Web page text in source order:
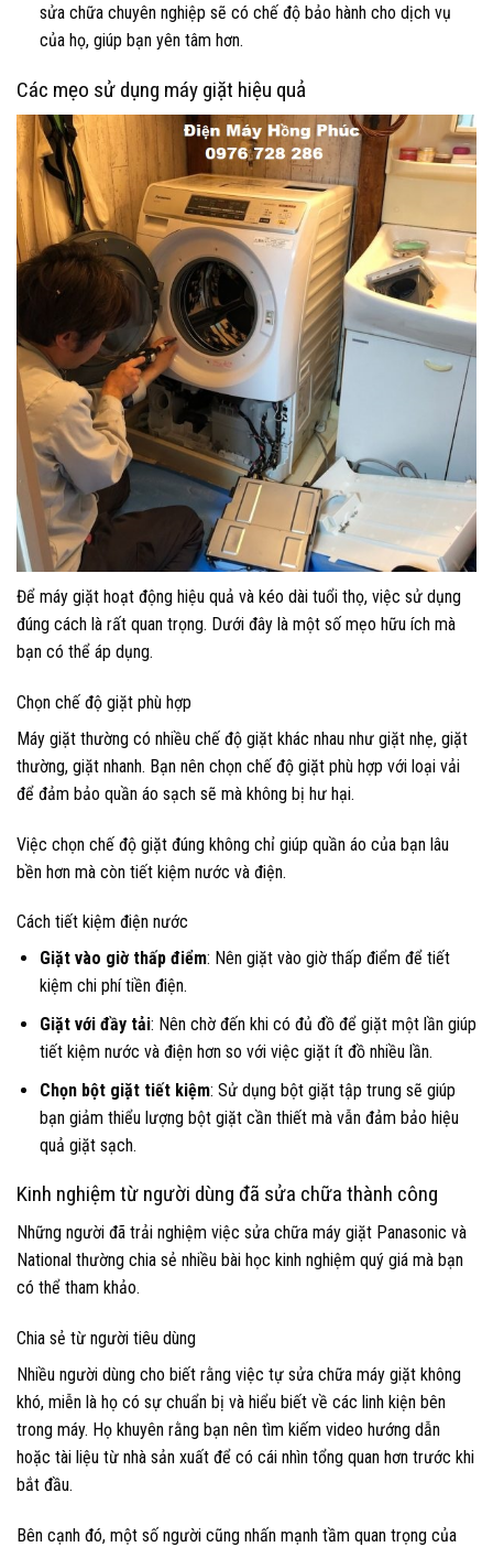
sửa chữa chuyên nghiệp sẽ có chế độ bảo hành cho dịch vụ
của họ, giúp bạn yên tâm hơn.
Các mẹo sử dụng máy giặt hiệu quả
Để máy giặt hoạt động hiệu quả và kéo dài tuổi thọ, việc sử dụng
đúng cách là rất quan trọng. Dưới đây là một số mẹo hữu ích mà
bạn có thể áp dụng.
Chọn chế độ giặt phù hợp
Máy giặt thường có nhiều chế độ giặt khác nhau như giặt nhẹ, giặt
thường, giặt nhanh. Bạn nên chọn chế độ giặt phù hợp với loại vải
để đảm bảo quần áo sạch sẽ mà không bị hư hại.
Việc chọn chế độ giặt đúng không chỉ giúp quần áo của bạn lâu
bền hơn mà còn tiết kiệm nước và điện.
Cách tiết kiệm điện nước
Giặt vào giờ thấp điểm: Nên giặt vào giờ thấp điểm để tiết
kiệm chi phí tiền điện.
Giặt với đầy tải: Nên chờ đến khi có đủ đồ để giặt một lần giúp
tiết kiệm nước và điện hơn so với việc giặt ít đồ nhiều lần.
Chọn bột giặt tiết kiệm: Sử dụng bột giặt tập trung sẽ giúp
bạn giảm thiểu lượng bột giặt cần thiết mà vẫn đảm bảo hiệu
quả giặt sạch.
Kinh nghiệm từ người dùng đã sửa chữa thành công
Những người đã trải nghiệm việc sửa chữa máy giặt Panasonic và
National thường chia sẻ nhiều bài học kinh nghiệm quý giá mà bạn
có thể tham khảo.
Chia sẻ từ người tiêu dùng
Nhiều người dùng cho biết rằng việc tự sửa chữa máy giặt không
khó, miễn là họ có sự chuẩn bị và hiểu biết về các linh kiện bên
trong máy. Họ khuyên rằng bạn nên tìm kiếm video hướng dẫn
hoặc tài liệu từ nhà sản xuất để có cái nhìn tổng quan hơn trước khi
bắt đầu.
Bên cạnh đó, một số người cũng nhấn mạnh tầm quan trọng của